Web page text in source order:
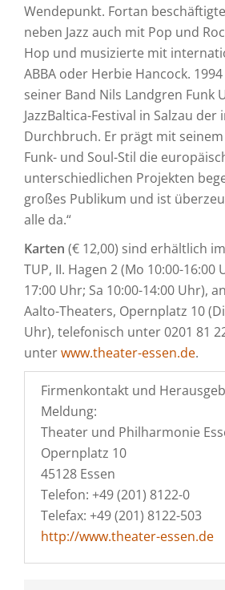
Wendepunkt. Fortan
neben Jazz auch mit Pop und
Hop und musizierte mit
ABBA oder Herbie Hancock.
seiner Band Nils Landgren Funk
JazzBaltica-Festival in Salzau
Durchbruch. Er prägt mit
Funk- und Soul-Stil die
unterschiedlichen Projekten
großes Publikum und ist
alle da.“
Karten (€ 12,00) sind erhältlich
TUP, II. Hagen 2 (Mo 10:00-16:00
17:00 Uhr; Sa 10:00-14:00 Uhr),
Aalto-Theaters, Opernplatz 10
Uhr), telefonisch unter 0201 81
unterwww.theater-essen.de.
Firmenkontakt und
Meldung:
Theater und Philharmonie
Opernplatz 10
45128 Essen
Telefon: +49 (201) 8122-0
Telefax: +49 (201) 8122-503
http://www.theater-essen.de